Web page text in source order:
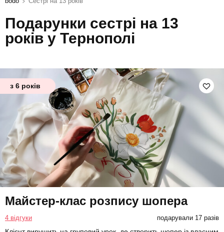
Подарунки сестрі на 13
років у Тернополі
з 6 років
Майстер-клас розпису шопера
4 відгуки подарували 17 разів